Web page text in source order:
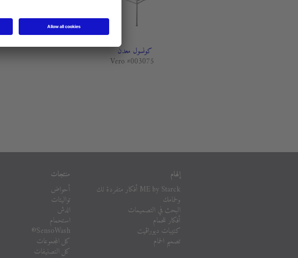
كونسول معدن
Vero #003075
إلهام
ME by Starck أفكار متفردة لك
ولحمامك
البحث في التصميمات
أفكار للحمام
كتيبات ديوراڨيت
تصميم الحمام
منتجات
أحواض
تواليتات
الدش
استحمام
SensoWash®
كل المجموعات
كل التصنيفات